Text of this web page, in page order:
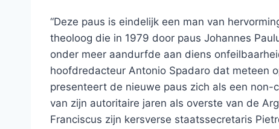
“Deze paus is eindelijk een man van
theoloog die in 1979 door paus Johannes
onder meer aandurfde aan diens
hoofdredacteur Antonio Spadaro dat meteen
presenteert de nieuwe paus zich als een
van zijn autoritaire jaren als overste van de
Franciscus zijn kersverse staatssecretaris